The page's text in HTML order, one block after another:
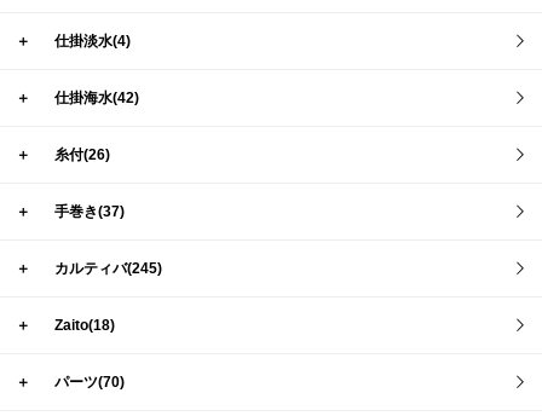
＋ 仕掛淡水(4)
＋ 仕掛海水(42)
＋ 糸付(26)
＋ 手巻き(37)
＋ カルティバ(245)
＋ Zaito(18)
＋ パーツ(70)